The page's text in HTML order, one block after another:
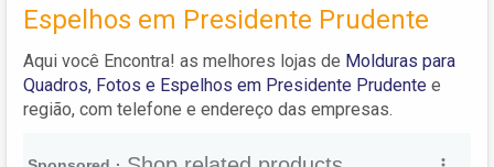
Espelhos em Presidente Prudente
Aqui você Encontra! as melhores lojas de Molduras para
Quadros, Fotos e Espelhos em Presidente Prudente e
região, com telefone e endereço das empresas.